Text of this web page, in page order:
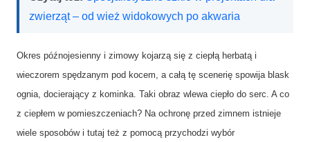
zwierząt – od wież widokowych po akwaria
Okres późnojesienny i zimowy kojarzą się z ciepłą herbatą i
wieczorem spędzanym pod kocem, a całą tę scenerię spowija blask
ognia, docierający z kominka. Taki obraz wlewa ciepło do serc. A co
z ciepłem w pomieszczeniach? Na ochronę przed zimnem istnieje
wiele sposobów i tutaj też z pomocą przychodzi wybór